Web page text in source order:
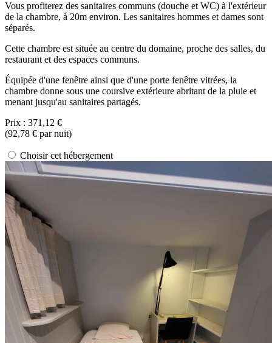
Vous profiterez des sanitaires communs (douche et WC) à l'extérieur
de la chambre, à 20m environ. Les sanitaires hommes et dames sont
séparés.
Cette chambre est située au centre du domaine, proche des salles, du
restaurant et des espaces communs.
Équipée d'une fenêtre ainsi que d'une porte fenêtre vitrées, la
chambre donne sous une coursive extérieure abritant de la pluie et
menant jusqu'au sanitaires partagés.
Prix : 371,12 €
(92,78 € par nuit)
Choisir cet hébergement